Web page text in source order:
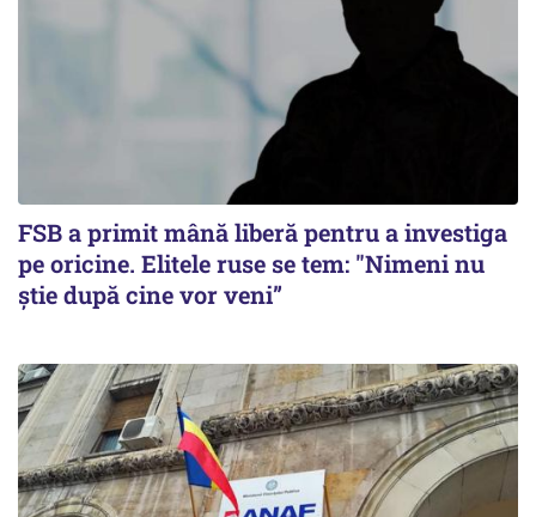
FSB a primit mână liberă pentru a investiga
pe oricine. Elitele ruse se tem: "Nimeni nu
știe după cine vor veni”